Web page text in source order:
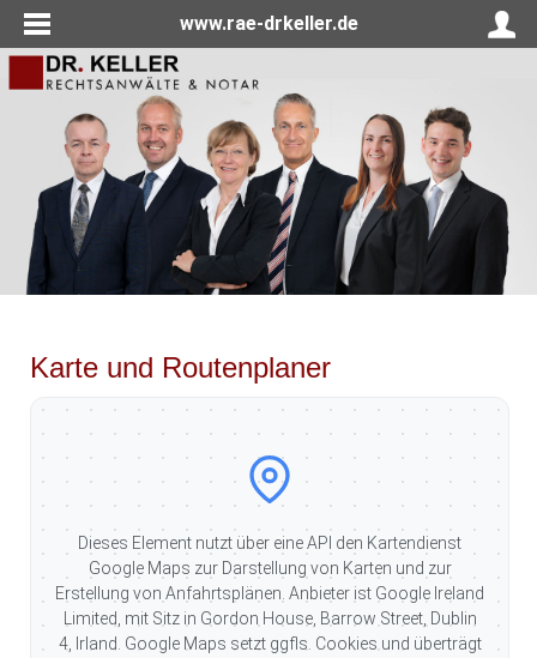
www.rae-drkeller.de
Karte und Routenplaner
Dieses Element nutzt über eine API den Kartendienst
Google Maps zur Darstellung von Karten und zur
Erstellung von Anfahrtsplänen. Anbieter ist Google Ireland
Limited, mit Sitz in Gordon House, Barrow Street, Dublin
4, Irland. Google Maps setzt ggfls. Cookies und überträgt